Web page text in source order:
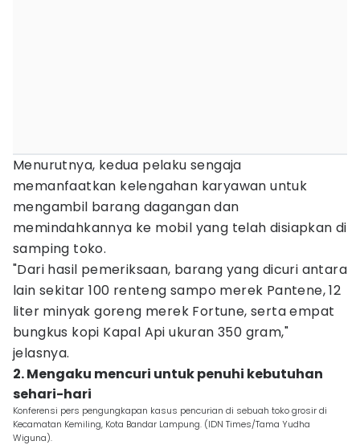
Menurutnya, kedua pelaku sengaja
memanfaatkan kelengahan karyawan untuk
mengambil barang dagangan dan
memindahkannya ke mobil yang telah disiapkan di
samping toko.
"Dari hasil pemeriksaan, barang yang dicuri antara
lain sekitar 100 renteng sampo merek Pantene, 12
liter minyak goreng merek Fortune, serta empat
bungkus kopi Kapal Api ukuran 350 gram,"
jelasnya.
2. Mengaku mencuri untuk penuhi kebutuhan
sehari-hari
Konferensi pers pengungkapan kasus pencurian di sebuah toko grosir di
Kecamatan Kemiling, Kota Bandar Lampung. (IDN Times/Tama Yudha
Wiguna).